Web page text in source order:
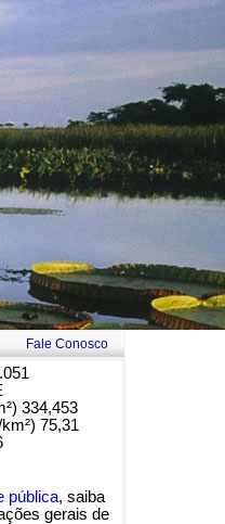
Fale Conosco
334,453
75,31
pública, saiba
gerais de